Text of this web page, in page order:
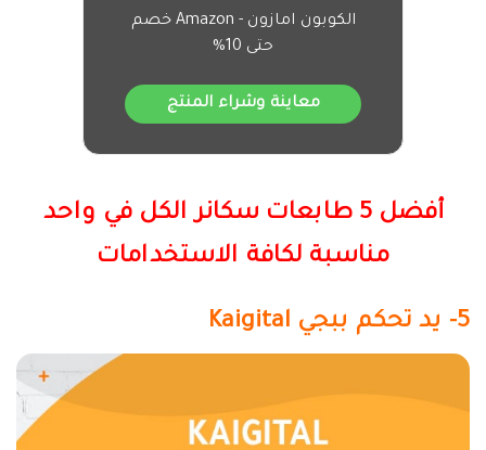
الكوبون امازون - Amazon خصم
حتى 10%
معاينة وشراء المنتج
أفضل 5 طابعات سكانر الكل في واحد
مناسبة لكافة الاستخدامات
5- يد تحكم ببجي Kaigital